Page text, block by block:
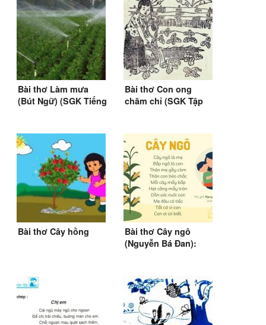
Bài thơ Làm mưa
(Bút Ngữ) (SGK Tiếng
Bài thơ Con ong
chăm chỉ (SGK Tập
Bài thơ Cây hồng
Bài thơ Cây ngô
(Nguyễn Bá Đan):